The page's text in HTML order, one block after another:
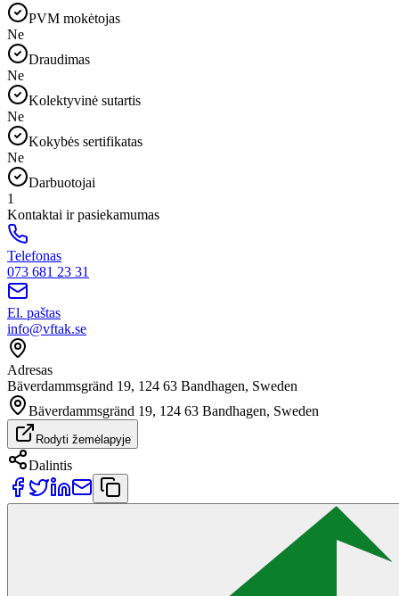
PVM mokėtojas
Ne
Draudimas
Ne
Kolektyvinė sutartis
Ne
Kokybės sertifikatas
Ne
Darbuotojai
1
Kontaktai ir pasiekamumas
Telefonas
073 681 23 31
El. paštas
info@vftak.se
Adresas
Bäverdammsgränd 19, 124 63 Bandhagen, Sweden
Bäverdammsgränd 19, 124 63 Bandhagen, Sweden
Rodyti žemėlapyje
Dalintis